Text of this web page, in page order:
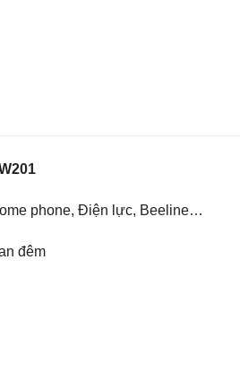
phone, Điện lực, Beeline…
đêm